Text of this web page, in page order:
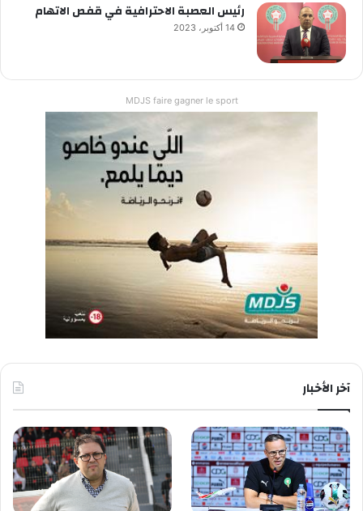
رئيس العصبة الاحترافية في قفص الاتهام
14 أكتوبر، 2023
MDJS faire gagner le sport
آخر الأخبار